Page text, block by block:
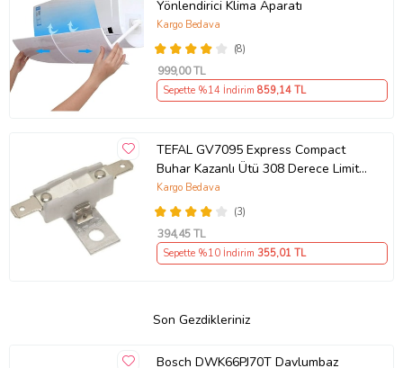
Yönlendirici Klima Aparatı
(8)
Kargo Bedava
999,00 TL
Sepette %14 İndirim 859,14 TL
TEFAL GV7095 Express Compact
Buhar Kazanlı Ütü 308 Derece Limit
Termik Termostat Uyumlu
(3)
Kargo Bedava
394,45 TL
Sepette %10 İndirim 355,01 TL
Son Gezdikleriniz
Bosch DWK66PJ70T Davlumbaz